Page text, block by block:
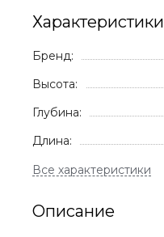
Характеристики
Бренд:
Высота:
Глубина:
Длина:
Описание